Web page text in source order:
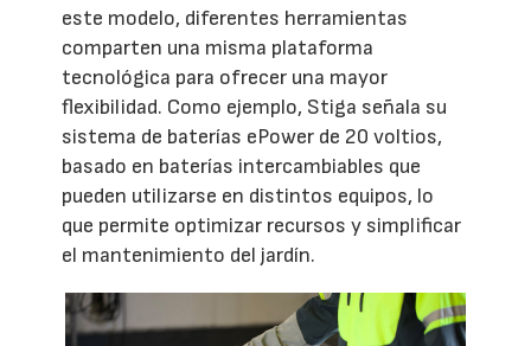
este modelo, diferentes herramientas
comparten una misma plataforma
tecnológica para ofrecer una mayor
flexibilidad. Como ejemplo, Stiga señala su
sistema de baterías ePower de 20 voltios,
basado en baterías intercambiables que
pueden utilizarse en distintos equipos, lo
que permite optimizar recursos y simplificar
el mantenimiento del jardín.